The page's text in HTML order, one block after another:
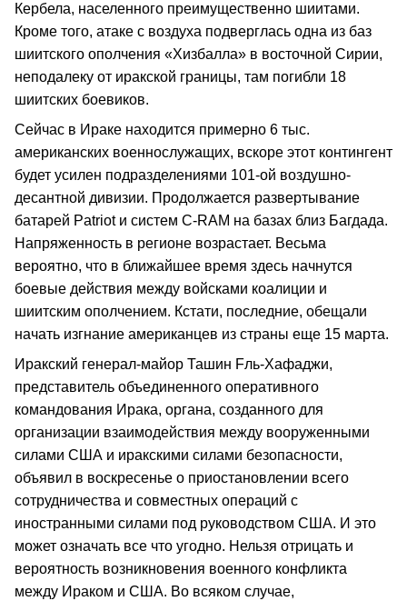
Кербела, населенного преимущественно шиитами.
Кроме того, атаке с воздуха подверглась одна из баз
шиитского ополчения «Хизбалла» в восточной Сирии,
неподалеку от иракской границы, там погибли 18
шиитских боевиков.
Сейчас в Ираке находится примерно 6 тыс.
американских военнослужащих, вскоре этот контингент
будет усилен подразделениями 101-ой воздушно-
десантной дивизии. Продолжается развертывание
батарей Patriot и систем C-RAM на базах близ Багдада.
Напряженность в регионе возрастает. Весьма
вероятно, что в ближайшее время здесь начнутся
боевые действия между войсками коалиции и
шиитским ополчением. Кстати, последние, обещали
начать изгнание американцев из страны еще 15 марта.
Иракский генерал-майор Ташин Fль-Хафаджи,
представитель объединенного оперативного
командования Ирака, органа, созданного для
организации взаимодействия между вооруженными
силами США и иракскими силами безопасности,
объявил в воскресенье о приостановлении всего
сотрудничества и совместных операций с
иностранными силами под руководством США. И это
может означать все что угодно. Нельзя отрицать и
вероятность возникновения военного конфликта
между Ираком и США. Во всяком случае,